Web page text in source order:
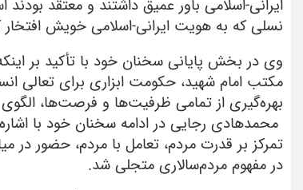
ایرانی-اسلامی باور عمیق داشتند و معتقد
نسلی که به هویت ایرانی-اسلامی خویش
مکتب امام شهید، حکومت ابزاری برای تعالی
بهره‌گیری از تمامی ظرفیت‌ها و فرصت‌ها،
محمدهادی رجایی در ادامه سخنان خود با
تمرکز بر قدرت مردم، تعامل با مردم، حضور
در مفهوم مردم‌سالاری متجلی شد.